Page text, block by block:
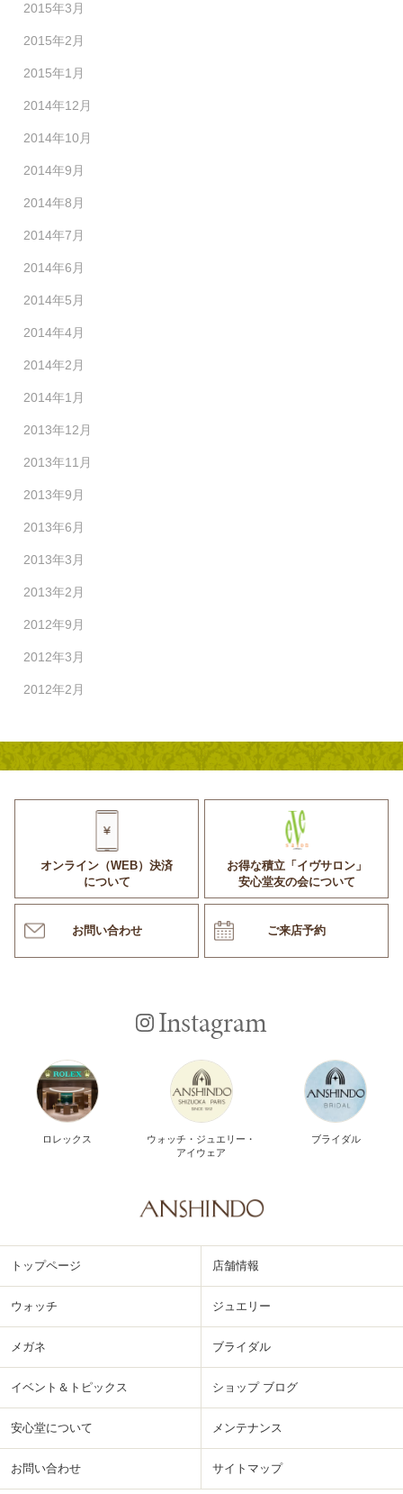
2015年3月
2015年2月
2015年1月
2014年12月
2014年10月
2014年9月
2014年8月
2014年7月
2014年6月
2014年5月
2014年4月
2014年2月
2014年1月
2013年12月
2013年11月
2013年9月
2013年6月
2013年3月
2013年2月
2012年9月
2012年3月
2012年2月
オンライン（WEB）決済
について
お得な積立「イヴサロン」
安心堂友の会について
お問い合わせ ご来店予約
Instagram
ロレックス
ウォッチ・ジュエリー・
アイウェア
ブライダル
トップページ 店舗情報
ウォッチ ジュエリー
メガネ ブライダル
イベント＆トピックス ショップ ブログ
安心堂について メンテナンス
お問い合わせ サイトマップ